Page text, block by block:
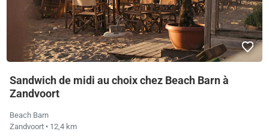
Sandwich de midi au choix chez Beach Barn à
Zandvoort
Beach Barn
Zandvoort • 12,4 km